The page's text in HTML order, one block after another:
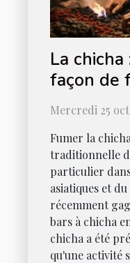
La
façon de
Mercredi 25
Fumer la
traditionnelle
particulier
asiatiques et
récemment
bars à chicha
chicha a été
qu'une activité